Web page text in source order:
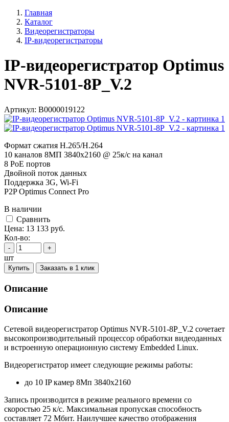
Главная
Каталог
Видеорегистраторы
IP-видеорегистраторы
IP-видеорегистратор Optimus
NVR-5101-8P_V.2
Артикул: В0000019122
Формат сжатия H.265/H.264
10 каналов 8МП 3840х2160 @ 25к/с на канал
8 PoE портов
Двойной поток данных
Поддержка 3G, Wi-Fi
P2P Optimus Connect Pro
В наличии
Cравнить
Цена: 13 133 руб.
Кол-во:
- +
шт
Купить Заказать в 1 клик
Описание
Описание
Сетевой видеорегистратор Optimus NVR-5101-8P_V.2 сочетает
высокопроизводительный процессор обработки видеоданных
и встроенную операционную систему Embedded Linux.
Видеорегистратор имеет следующие режимы работы:
до 10 IP камер 8Мп 3840х2160
Запись производится в режиме реального времени со
скоростью 25 к/с. Максимальная пропуская способность
составляет 72 Мбит. Наилучшее качество отображения